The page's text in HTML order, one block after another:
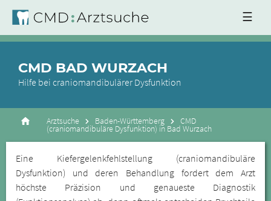
☰
CMD BAD WURZACH
Hilfe bei craniomandibulärer Dysfunktion
Arztsuche Baden-Württemberg CMD
(craniomandibuläre Dysfunktion) in Bad Wurzach
Eine Kiefergelenkfehlstellung (craniomandibuläre
Dysfunktion) und deren Behandlung fordert dem Arzt
höchste Präzision und genaueste Diagnostik